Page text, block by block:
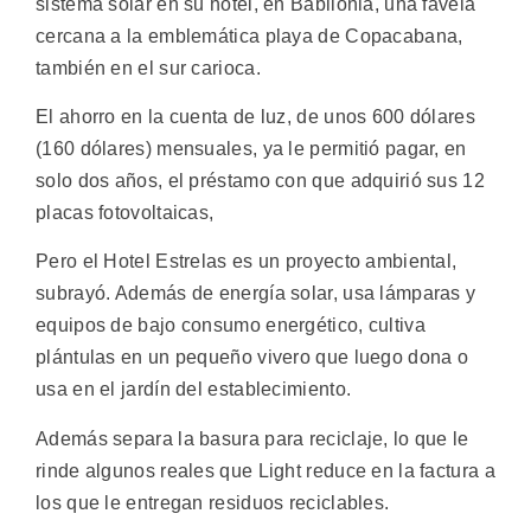
cercana a la emblemática playa de Copacabana,
también en el sur carioca.
El ahorro en la cuenta de luz, de unos 600 dólares
(160 dólares) mensuales, ya le permitió pagar, en
solo dos años, el préstamo con que adquirió sus 12
placas fotovoltaicas,
Pero el Hotel Estrelas es un proyecto ambiental,
subrayó. Además de energía solar, usa lámparas y
equipos de bajo consumo energético, cultiva
plántulas en un pequeño vivero que luego dona o
usa en el jardín del establecimiento.
Además separa la basura para reciclaje, lo que le
rinde algunos reales que Light reduce en la factura a
los que le entregan residuos reciclables.